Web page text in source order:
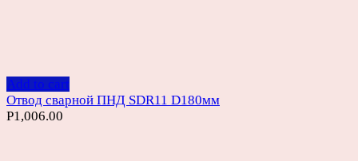
Add to cart
Отвод сварной ПНД SDR11 D180мм
Р1,006.00